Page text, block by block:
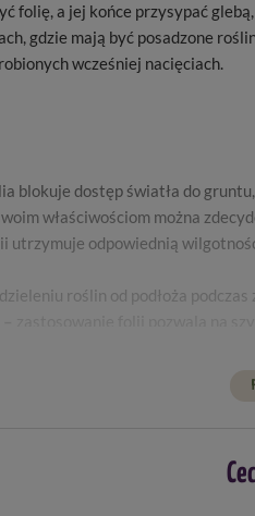
folię, a jej końce przysypać
gdzie mają być posadzone
wcześniej nacięciach.
blokuje dostęp światła do
właściwościom można
utrzymuje odpowiednią
roślin od podłoża
folia jest